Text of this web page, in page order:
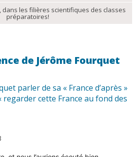
les filières scientifiques des classes
préparatoires!
de Jérôme Fourquet
parler de sa « France d’après »
regarder cette France au fond des